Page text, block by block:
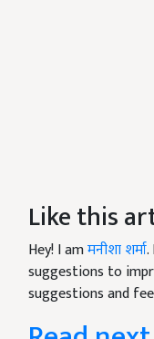
Like this
Hey! I amमनीशा शर्मा.
suggestions to
suggestions and